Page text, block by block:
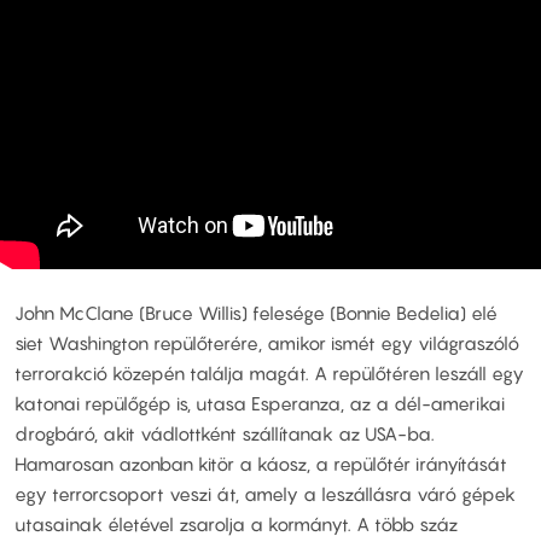
John McClane (Bruce Willis) felesége (Bonnie Bedelia) elé
siet Washington repülőterére, amikor ismét egy világraszóló
terrorakció közepén találja magát. A repülőtéren leszáll egy
katonai repülőgép is, utasa Esperanza, az a dél-amerikai
drogbáró, akit vádlottként szállítanak az USA-ba.
Hamarosan azonban kitör a káosz, a repülőtér irányítását
egy terrorcsoport veszi át, amely a leszállásra váró gépek
utasainak életével zsarolja a kormányt. A több száz